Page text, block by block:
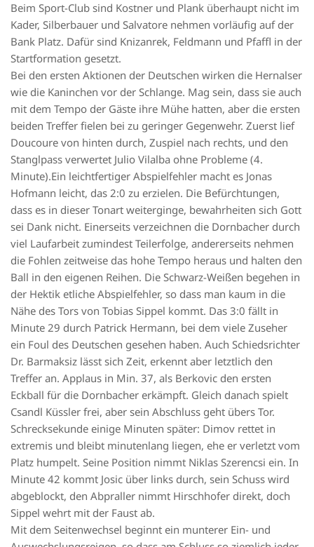
Beim Sport-Club sind Kostner und Plank überhaupt nicht im
Kader, Silberbauer und Salvatore nehmen vorläufig auf der
Bank Platz. Dafür sind Knizanrek, Feldmann und Pfaffl in der
Startformation gesetzt.
Bei den ersten Aktionen der Deutschen wirken die Hernalser
wie die Kaninchen vor der Schlange. Mag sein, dass sie auch
mit dem Tempo der Gäste ihre Mühe hatten, aber die ersten
beiden Treffer fielen bei zu geringer Gegenwehr. Zuerst lief
Doucoure von hinten durch, Zuspiel nach rechts, und den
Stanglpass verwertet Julio Vilalba ohne Probleme (4.
Minute).Ein leichtfertiger Abspielfehler macht es Jonas
Hofmann leicht, das 2:0 zu erzielen. Die Befürchtungen,
dass es in dieser Tonart weiterginge, bewahrheiten sich Gott
sei Dank nicht. Einerseits verzeichnen die Dornbacher durch
viel Laufarbeit zumindest Teilerfolge, andererseits nehmen
die Fohlen zeitweise das hohe Tempo heraus und halten den
Ball in den eigenen Reihen. Die Schwarz-Weißen begehen in
der Hektik etliche Abspielfehler, so dass man kaum in die
Nähe des Tors von Tobias Sippel kommt. Das 3:0 fällt in
Minute 29 durch Patrick Hermann, bei dem viele Zuseher
ein Foul des Deutschen gesehen haben. Auch Schiedsrichter
Dr. Barmaksiz lässt sich Zeit, erkennt aber letztlich den
Treffer an. Applaus in Min. 37, als Berkovic den ersten
Eckball für die Dornbacher erkämpft. Gleich danach spielt
Csandl Küssler frei, aber sein Abschluss geht übers Tor.
Schrecksekunde einige Minuten später: Dimov rettet in
extremis und bleibt minutenlang liegen, ehe er verletzt vom
Platz humpelt. Seine Position nimmt Niklas Szerencsi ein. In
Minute 42 kommt Josic über links durch, sein Schuss wird
abgeblockt, den Abpraller nimmt Hirschhofer direkt, doch
Sippel wehrt mit der Faust ab.
Mit dem Seitenwechsel beginnt ein munterer Ein- und